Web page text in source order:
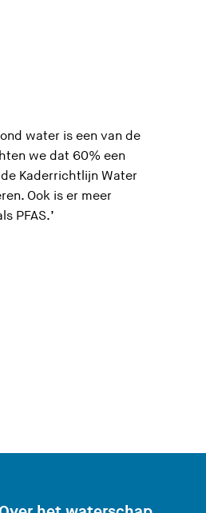
water is een van de
we dat 60% een
de Kaderrichtlijn Water
Ook is er meer
PFAS.’